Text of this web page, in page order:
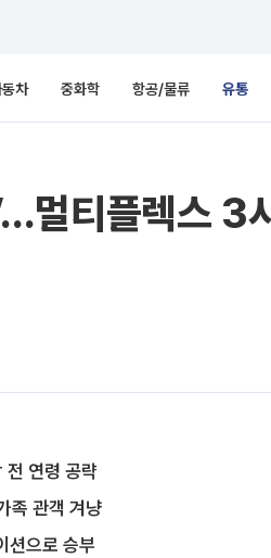
차 중화학 항공/물류 유통
멀티플렉스 3
연령 공략
족 관객 겨냥
션으로 승부